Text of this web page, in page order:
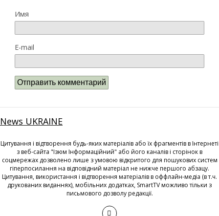
Имя
E-mail
News UKRAINE
Цитування і відтворення будь-яких матеріалів або їх фрагментів в Інтернеті
з веб-сайта "Ізюм Інформаційний" або його каналів і сторінок в
соцмережах дозволено лише з умовою відкритого для пошукових систем
гіперпосилання на відповідний матеріал не нижче першого абзацу.
Цитування, використання і відтворення матеріалів в оффлайн-медіа (в т.ч.
друкованих виданнях), мобільних додатках, SmartTV можливо тільки з
письмового дозволу редакції.